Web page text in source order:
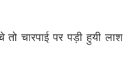
चारपाई पर पड़ी हुयी लाश